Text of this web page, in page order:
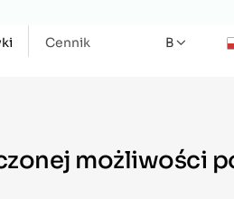
Cennik B
możliwości